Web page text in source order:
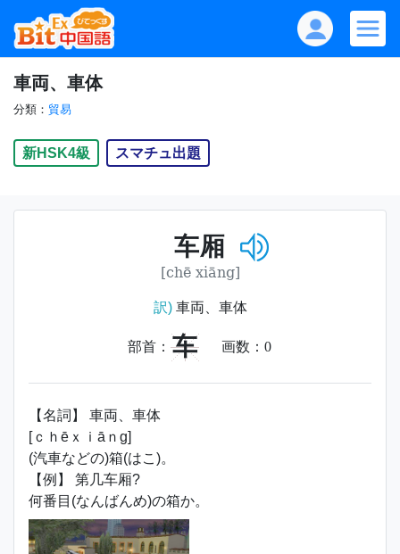
車両、車体
分類： 貿易
新HSK4級 スマチュ出題
车厢
[chē xiāng]
訳)車両、車体
部首： 车 画数： 0
【名詞】 車両、車体
[ｃｈēｘｉāｎɡ]
(汽車などの)箱(はこ)。
【例】 第几车厢?
何番目(なんばんめ)の箱か。